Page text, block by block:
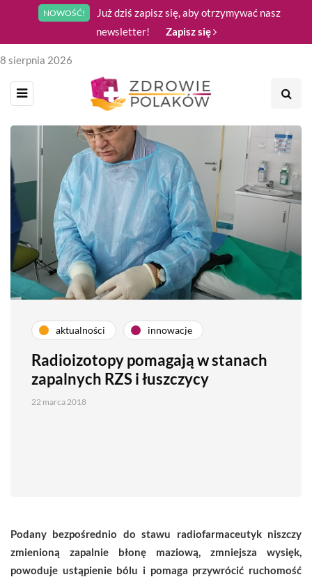
NOWOŚĆ!
Już dziś zapisz się, aby otrzymywać nasz
newsletter!
Zapisz się
8 sierpnia 2026
aktualności innowacje
Radioizotopy pomagają w stanach
zapalnych RZS i łuszczycy
22 marca 2018
Podany bezpośrednio do stawu radiofarmaceutyk niszczy
zmienioną zapalnie błonę maziową, zmniejsza wysięk,
powoduje ustąpienie bólu i pomaga przywrócić ruchomość